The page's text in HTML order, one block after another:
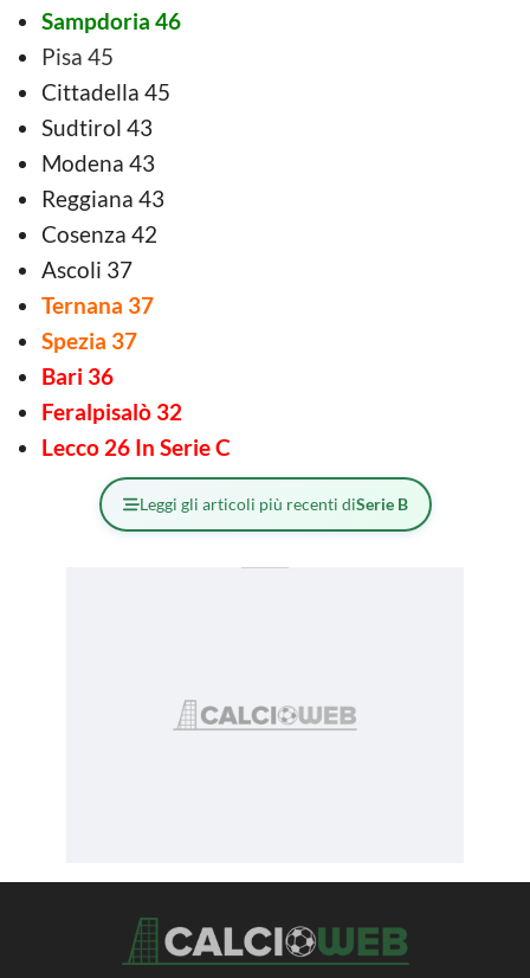
Sampdoria 46
Pisa 45
Cittadella 45
Sudtirol 43
Modena 43
Reggiana 43
Cosenza 42
Ascoli 37
Ternana 37
Spezia 37
Bari 36
Feralpisalò 32
Lecco 26 In Serie C
Leggi gli articoli più recenti diSerie B